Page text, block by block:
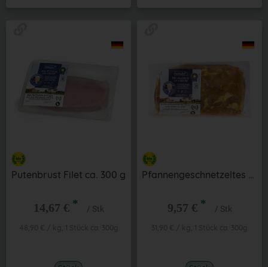
Putenbrust Filet ca. 300 g
14,67 € * / Stk
Pfannengeschnetzeltes Hähnchencurry ca. 300 g
9,57 € * / Stk